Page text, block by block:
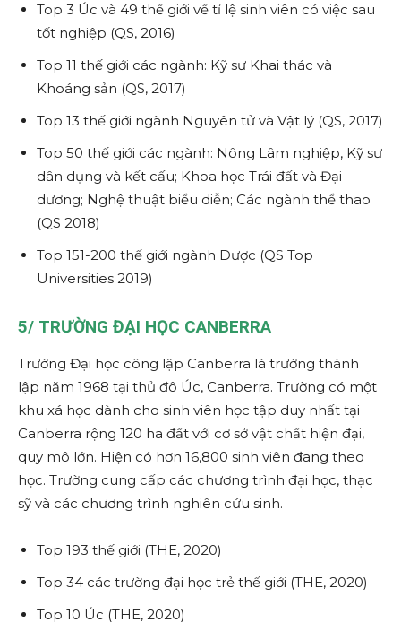
Top 3 Úc và 49 thế giới về tỉ lệ sinh viên có việc sau
tốt nghiệp (QS, 2016)
Top 11 thế giới các ngành: Kỹ sư Khai thác và
Khoáng sản (QS, 2017)
Top 13 thế giới ngành Nguyên tử và Vật lý (QS, 2017)
Top 50 thế giới các ngành: Nông Lâm nghiệp, Kỹ sư
dân dụng và kết cấu; Khoa học Trái đất và Đại
dương; Nghệ thuật biểu diễn; Các ngành thể thao
(QS 2018)
Top 151-200 thế giới ngành Dược (QS Top
Universities 2019)
5/ TRƯỜNG ĐẠI HỌC CANBERRA
Trường Đại học công lập Canberra là trường thành
lập năm 1968 tại thủ đô Úc, Canberra. Trường có một
khu xá học dành cho sinh viên học tập duy nhất tại
Canberra rộng 120 ha đất với cơ sở vật chất hiện đại,
quy mô lớn. Hiện có hơn 16,800 sinh viên đang theo
học. Trường cung cấp các chương trình đại học, thạc
sỹ và các chương trình nghiên cứu sinh.
Top 193 thế giới (THE, 2020)
Top 34 các trường đại học trẻ thế giới (THE, 2020)
Top 10 Úc (THE, 2020)